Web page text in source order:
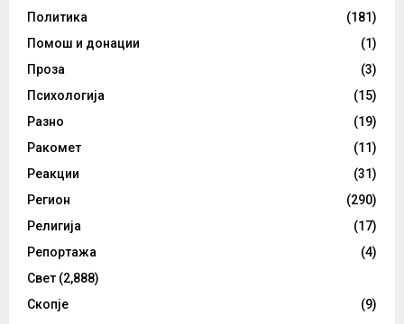
Политика
(181)
Помош и донации
(1)
Проза
(3)
Психологија
(15)
Разно
(19)
Ракомет
(11)
Реакции
(31)
Регион
(290)
Религија
(17)
Репортажа
(4)
Свет (2,888)
Скопје
(9)